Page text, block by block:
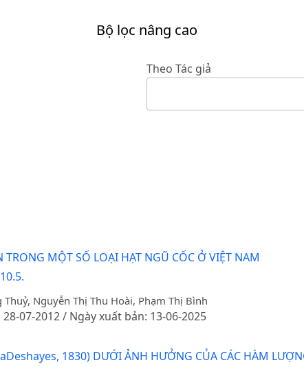
Bộ lọc nâng cao
Theo Tác giả
MỘT SỐ LOẠI HẠT NGŨ CỐC Ở VIỆT NAM
Nguyễn Thị Thu Hoài, Phạm Thị Bình
07-2012 / Ngày xuất bản: 13-06-2025
1830) DƯỚI ẢNH HƯỞNG CỦA CÁC HÀM